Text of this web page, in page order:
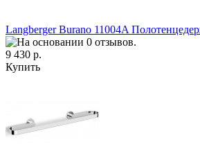
Langberger Burano 11004A
9 430 р.
Купить